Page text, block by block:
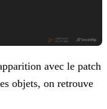
avec le patch
objets, on retrouve